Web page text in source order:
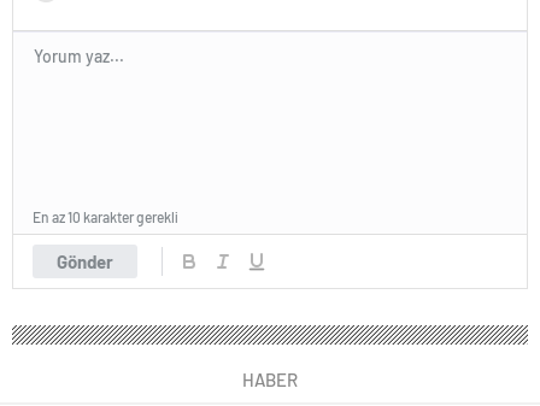
Gönder
En az 10 karakter gerekli
HABER